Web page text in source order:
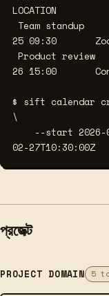
LOCATION
25 09:30
26 15:00
$ sift calendar
\
02-27T10:30:00Z
প্রজেক্ট
PROJECT DOMAIN 5